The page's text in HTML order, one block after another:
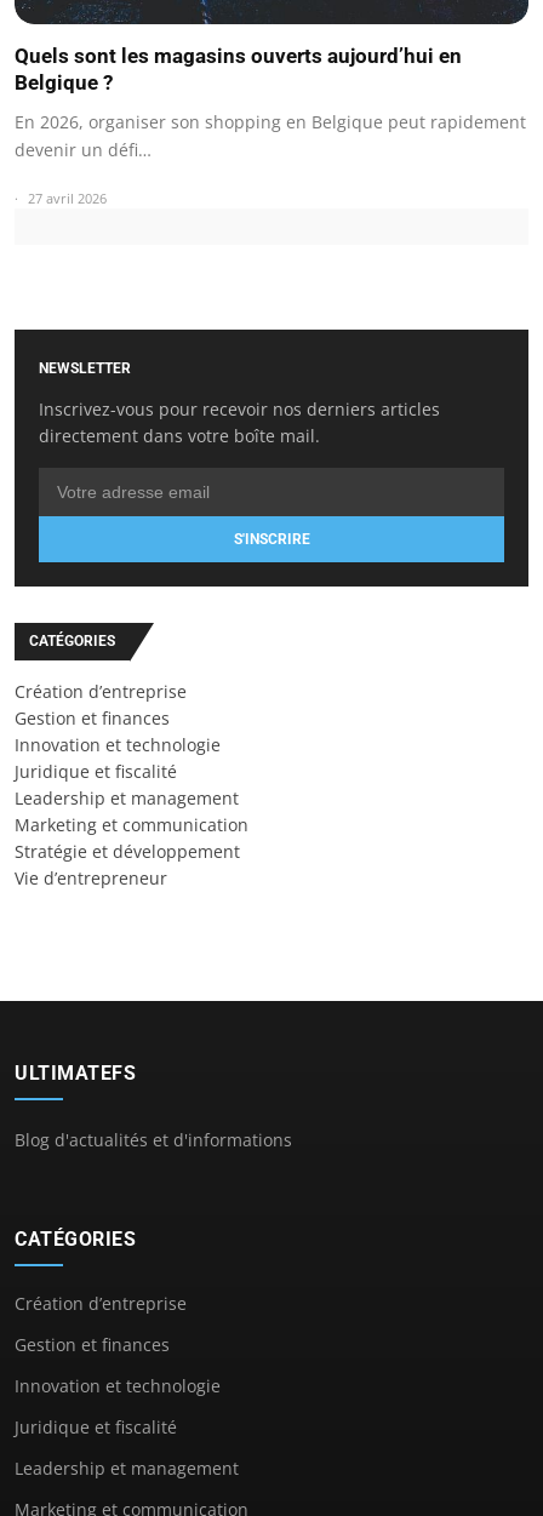
Quels sont les magasins ouverts aujourd’hui en
Belgique ?
En 2026, organiser son shopping en Belgique peut rapidement
devenir un défi…
27 avril 2026
NEWSLETTER
Inscrivez-vous pour recevoir nos derniers articles
directement dans votre boîte mail.
S'INSCRIRE
CATÉGORIES
Création d’entreprise
Gestion et finances
Innovation et technologie
Juridique et fiscalité
Leadership et management
Marketing et communication
Stratégie et développement
Vie d’entrepreneur
ULTIMATEFS
Blog d'actualités et d'informations
CATÉGORIES
Création d’entreprise
Gestion et finances
Innovation et technologie
Juridique et fiscalité
Leadership et management
Marketing et communication